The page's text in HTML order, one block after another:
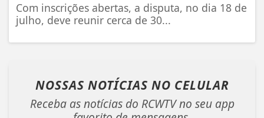
Com inscrições abertas, a disputa, no dia 18 de
julho, deve reunir cerca de 30...
NOSSAS NOTÍCIAS NO CELULAR
Receba as notícias do RCWTV no seu app